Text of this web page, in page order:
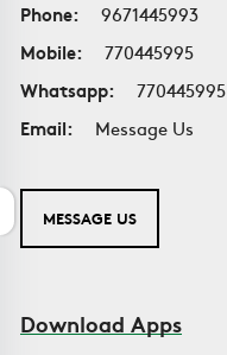
Phone:
9671445993
Mobile:
770445995
Whatsapp:
770445995
Email:
Message Us
MESSAGE US
Download Apps